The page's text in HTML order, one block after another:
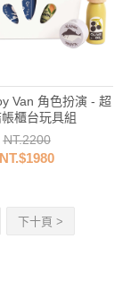
Van 角色扮演 - 超
櫃台玩具組
NT.2200
NT.$1980
下十頁 >